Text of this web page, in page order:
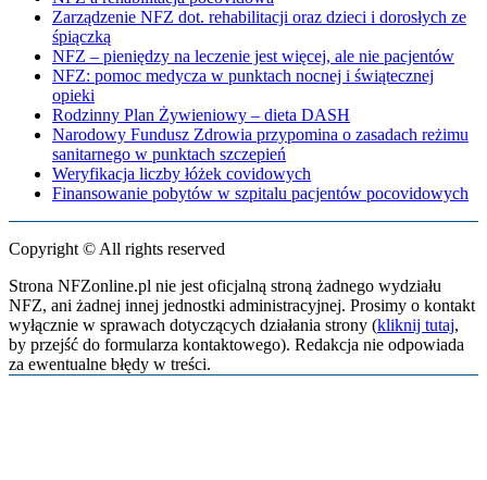
Zarządzenie NFZ dot. rehabilitacji oraz dzieci i dorosłych ze
śpiączką
NFZ – pieniędzy na leczenie jest więcej, ale nie pacjentów
NFZ: pomoc medycza w punktach nocnej i świątecznej
opieki
Rodzinny Plan Żywieniowy – dieta DASH
Narodowy Fundusz Zdrowia przypomina o zasadach reżimu
sanitarnego w punktach szczepień
Weryfikacja liczby łóżek covidowych
Finansowanie pobytów w szpitalu pacjentów pocovidowych
Copyright © All rights reserved
Strona NFZonline.pl nie jest oficjalną stroną żadnego wydziału
NFZ, ani żadnej innej jednostki administracyjnej. Prosimy o kontakt
wyłącznie w sprawach dotyczących działania strony (kliknij tutaj,
by przejść do formularza kontaktowego). Redakcja nie odpowiada
za ewentualne błędy w treści.